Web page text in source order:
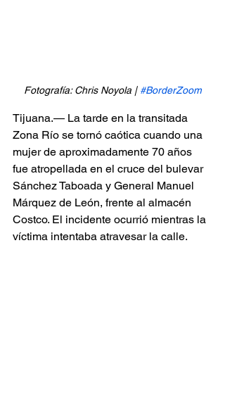
Fotografía: Chris Noyola | #BorderZoom
Tijuana.— La tarde en la transitada
Zona Río se tornó caótica cuando una
mujer de aproximadamente 70 años
fue atropellada en el cruce del bulevar
Sánchez Taboada y General Manuel
Márquez de León, frente al almacén
Costco. El incidente ocurrió mientras la
víctima intentaba atravesar la calle.